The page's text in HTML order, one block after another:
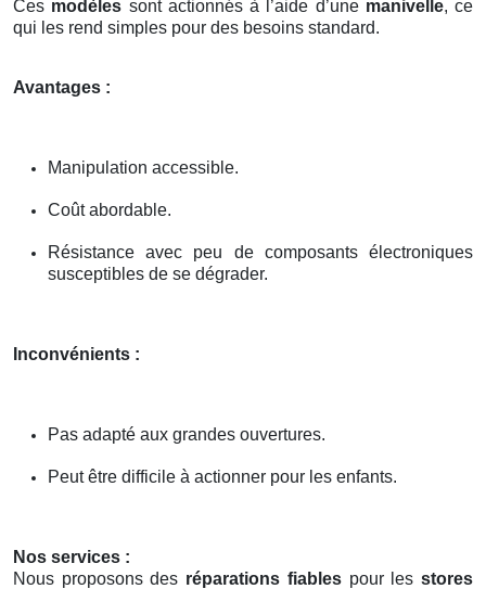
Ces modèles sont actionnés à l’aide d’une manivelle, ce
qui les rend simples pour des besoins standard.
Avantages :
Manipulation accessible.
Coût abordable.
Résistance avec peu de composants électroniques
susceptibles de se dégrader.
Inconvénients :
Pas adapté aux grandes ouvertures.
Peut être difficile à actionner pour les enfants.
Nos services :
Nous proposons des réparations fiablespour lesstores